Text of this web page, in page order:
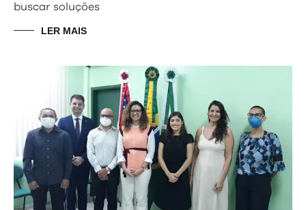
buscar soluções
LER MAIS